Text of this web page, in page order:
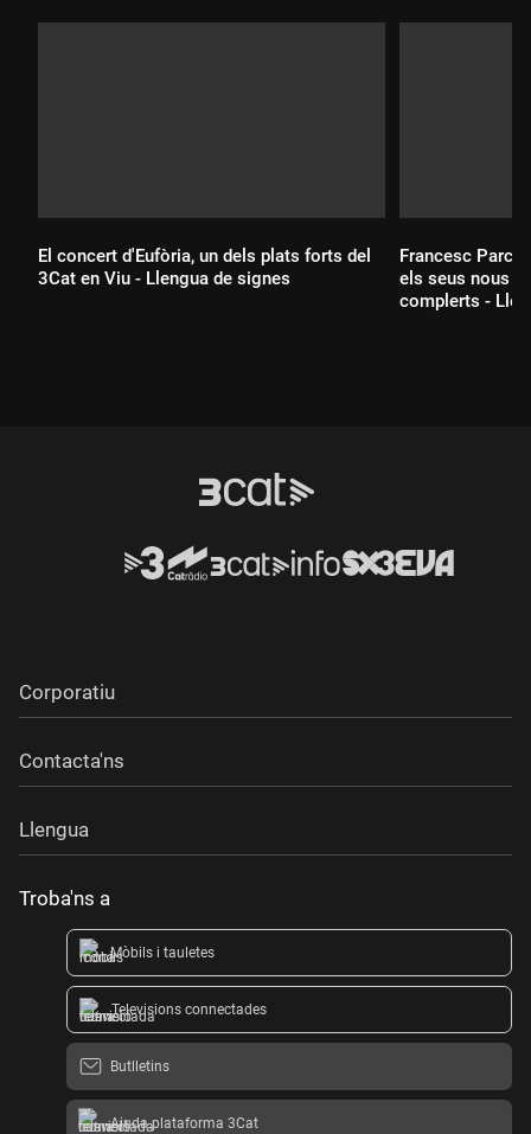
El concert d'Eufòria, un dels plats forts del
3Cat en Viu - Llengua de signes
Francesc
els seus nous
complerts -
Corporatiu
Contacta'ns
Llengua
Troba'ns a
Mòbils i tauletes
Televisions connectades
Butlletins
Ajuda plataforma 3Cat